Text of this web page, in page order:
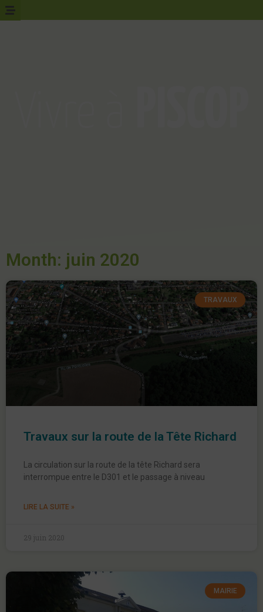
Month: juin 2020
TRAVAUX
Travaux sur la route de la Tête Richard
La circulation sur la route de la tête Richard sera
interrompue entre le D301 et le passage à niveau
LIRE LA SUITE »
29 juin 2020
MAIRIE